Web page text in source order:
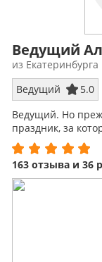
Ведущий
из Екатеринбурга
Ведущий
5.0
Ведущий. Но
праздник, за
163 отзыва и 36